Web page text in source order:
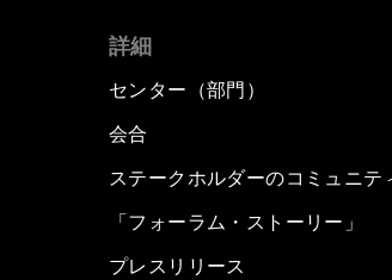
詳細
センター（部門）
会合
ステークホルダーのコミュニテ
「フォーラム・ストーリー」
プレスリリース